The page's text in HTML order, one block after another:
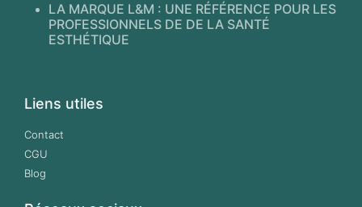
LA MARQUE L&M : UNE RÉFÉRENCE POUR LES
PROFESSIONNELS DE DE LA SANTÉ
ESTHÉTIQUE
Liens utiles
Contact
CGU
Blog